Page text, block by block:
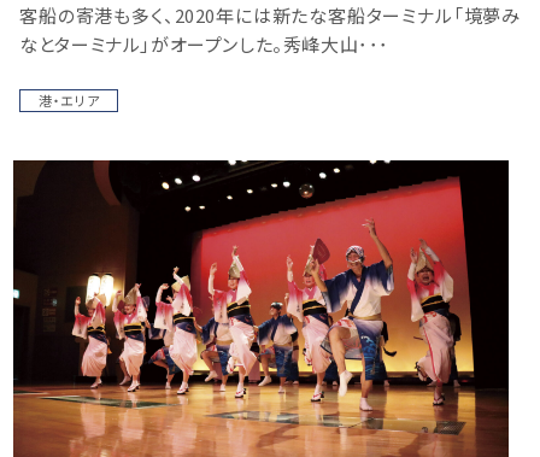
客船の寄港も多く、2020年には新たな客船ターミナル「境夢み
なとターミナル」がオープンした。秀峰大山･･･
港・エリア